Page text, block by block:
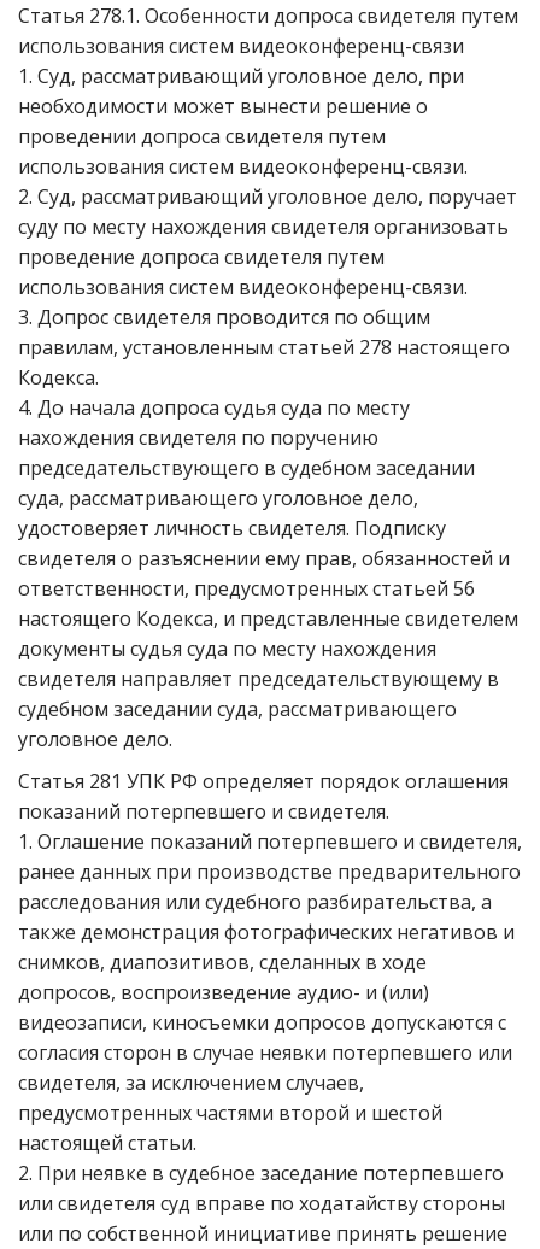
Статья 278.1. Особенности допроса свидетеля путем
использования систем видеоконференц-связи
1. Суд, рассматривающий уголовное дело, при
необходимости может вынести решение о
проведении допроса свидетеля путем
использования систем видеоконференц-связи.
2. Суд, рассматривающий уголовное дело, поручает
суду по месту нахождения свидетеля организовать
проведение допроса свидетеля путем
использования систем видеоконференц-связи.
3. Допрос свидетеля проводится по общим
правилам, установленным статьей 278 настоящего
Кодекса.
4. До начала допроса судья суда по месту
нахождения свидетеля по поручению
председательствующего в судебном заседании
суда, рассматривающего уголовное дело,
удостоверяет личность свидетеля. Подписку
свидетеля о разъяснении ему прав, обязанностей и
ответственности, предусмотренных статьей 56
настоящего Кодекса, и представленные свидетелем
документы судья суда по месту нахождения
свидетеля направляет председательствующему в
судебном заседании суда, рассматривающего
уголовное дело.
Статья 281 УПК РФ определяет порядок оглашения
показаний потерпевшего и свидетеля.
1. Оглашение показаний потерпевшего и свидетеля,
ранее данных при производстве предварительного
расследования или судебного разбирательства, а
также демонстрация фотографических негативов и
снимков, диапозитивов, сделанных в ходе
допросов, воспроизведение аудио- и (или)
видеозаписи, киносъемки допросов допускаются с
согласия сторон в случае неявки потерпевшего или
свидетеля, за исключением случаев,
предусмотренных частями второй и шестой
настоящей статьи.
2. При неявке в судебное заседание потерпевшего
или свидетеля суд вправе по ходатайству стороны
или по собственной инициативе принять решение